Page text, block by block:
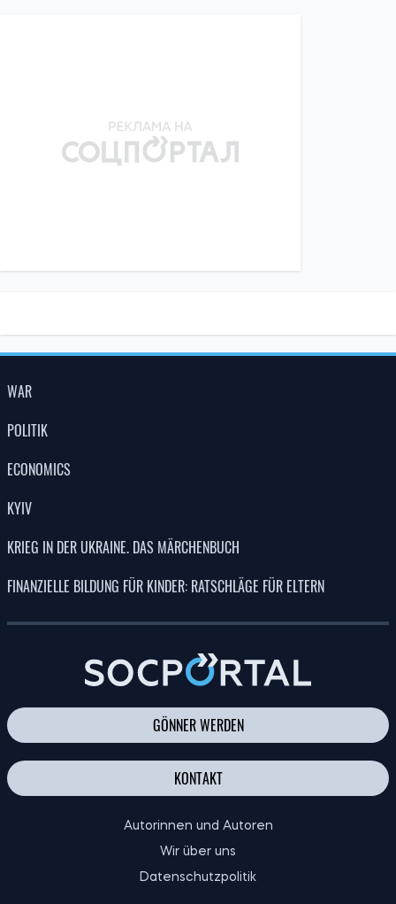
WAR
POLITIK
ECONOMICS
KYIV
KRIEG IN DER UKRAINE. DAS MÄRCHENBUCH
FINANZIELLE BILDUNG FÜR KINDER: RATSCHLÄGE FÜR ELTERN
GÖNNER WERDEN
KONTAKT
Autorinnen und Autoren
Wir über uns
Datenschutzpolitik